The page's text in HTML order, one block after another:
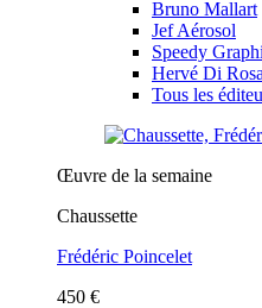
Bruno Mallart
Jef Aérosol
Speedy
Hervé Di Rosa
Tous les
Œuvre de la semaine
Chaussette
Frédéric Poincelet
450 €